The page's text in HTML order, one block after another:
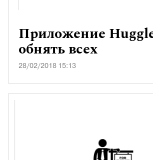
Приложение
обнять всех
28/02/2018 15:13